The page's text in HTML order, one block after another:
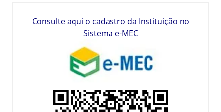
Consulte aqui o cadastro da Instituição no
Sistema e-MEC